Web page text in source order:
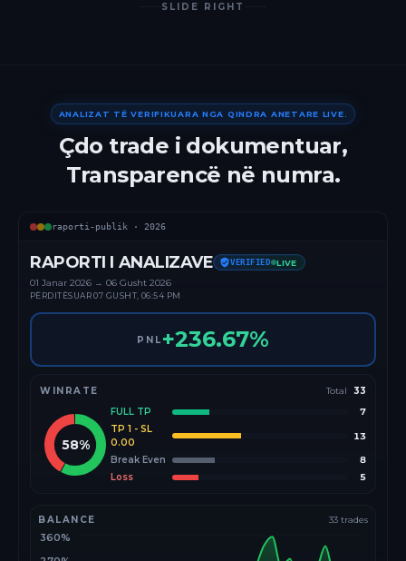
SLIDE RIGHT
ANALIZAT TË VERIFIKUARA NGA QINDRA ANETARE LIVE.
Çdo trade i dokumentuar,
Transparencë në numra.
raporti-publik · 2026
RAPORTI I ANALIZAVE VERIFIED LIVE
01 Janar 2026 → 06 Gusht 2026
PËRDITËSUAR07 GUSHT, 06:54 PM
PNL +236.67%
WINRATE Total 33
58%
FULL TP
7
TP 1 - SL
0.00
13
Break Even
8
Loss
5
BALANCE 33 trades
360%